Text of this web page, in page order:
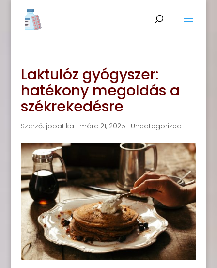
Laktulóz gyógyszer:
hatékony megoldás a
székrekedésre
Szerző: jopatika márc 21, 2025 Uncategorized